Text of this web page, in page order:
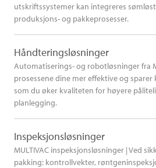
utskriftssystemer kan integreres
produksjons- og pakkeprosesser.
Håndteringsløsninger
Automatiserings- og robotløsninger fra
prosessene dine mer effektive og
som du øker kvaliteten for høyere
planlegging.
Inspeksjonsløsninger
MULTIVAC inspeksjonsløsninger | Ved
pakking: kontrollvekter,